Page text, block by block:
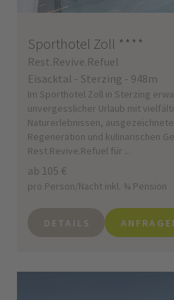
Sporthotel Zoll ****
Rest.Revive.Refuel
Eisacktal - Sterzing - 948m
Im Sporthotel Zoll in Sterzing
unvergesslicher Urlaub mit
Naturerlebnissen,
Regeneration und kulinarischen
Rest.Revive.Refuel für ...
ab 105 €
pro Person/Nacht inkl. ¾ Pension
DETAILS